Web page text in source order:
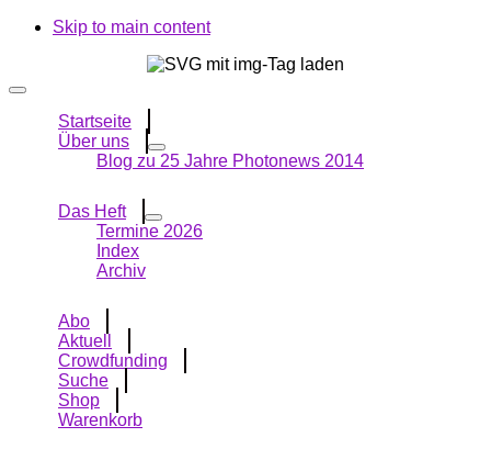
Skip to main content
Startseite
Über uns
Blog zu 25 Jahre Photonews 2014
Das Heft
Termine 2026
Index
Archiv
Abo
Aktuell
Crowdfunding
Suche
Shop
Warenkorb